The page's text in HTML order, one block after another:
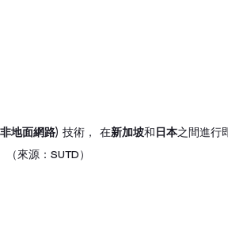
地面網路) 技術， 在新加坡和 日本之間進行
（來源：SUTD）